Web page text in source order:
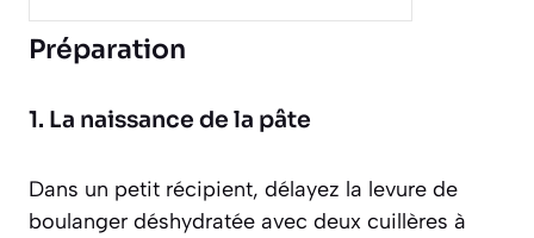
Préparation
1. La naissance de la pâte
Dans un petit récipient, délayez la levure de
boulanger déshydratée avec deux cuillères à